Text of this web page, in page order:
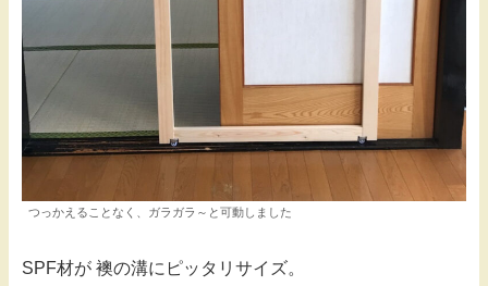
つっかえることなく、ガラガラ～と可動しました
SPF材が 襖の溝にピッタリサイズ。